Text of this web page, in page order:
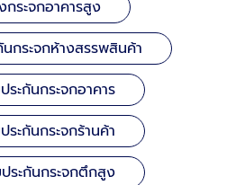
ระจกอาคารสูง
นกระจกห้างสรรพสินค้า
ระกันกระจกอาคาร
ระกันกระจกร้านค้า
ระกันกระจกตึกสูง